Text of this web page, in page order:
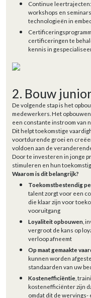
Continue
workshops en
technologieën in
certificeringen te
kennis in
2. Bouw
De volgende stap is het
medewerkers. Het
een constante instroom van
Dit helpt toekomstige
voortdurende groei en
voldoen aan de
Door te investeren in jonge
stimuleren en hun
Waarom is dit belangrijk?
Toekomstbestendig
talent zorgt voor een
die klaar zijn voor
vooruitgang
Loyaliteit opbouwen ,
vergroot de kans op
verloop afneemt
Op maat gemaakte
kunnen worden
standaarden van uw
Kostenefficiëntie ,
kostenefficiënter zijn
omdat dit de